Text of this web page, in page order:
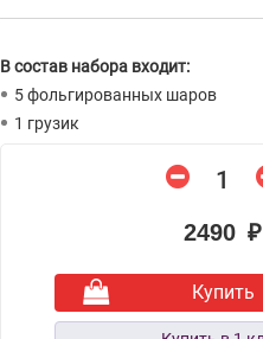
В состав набора входит:
5 фольгированных шаров
1 грузик
2490 ₽
Купить